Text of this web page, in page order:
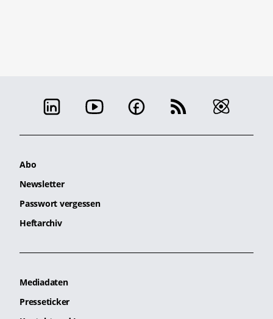
Abo
Newsletter
Passwort vergessen
Heftarchiv
Mediadaten
Presseticker